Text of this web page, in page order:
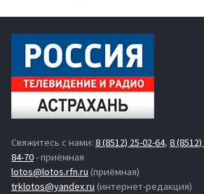
Свяжитесь с нами: 8 (8512) 25-02-64, 8
84-70- приёмная
lotos@lotos.rfn.ru (приёмная)
trklotos@yandex.ru (интернет-редакция)